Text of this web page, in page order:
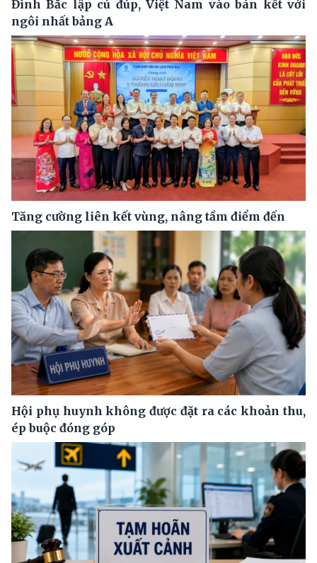
Đình Bắc lập cú đúp, Việt Nam vào bán kết với
ngôi nhất bảng A
Tăng cường liên kết vùng, nâng tầm điểm đến
Hội phụ huynh không được đặt ra các khoản thu,
ép buộc đóng góp